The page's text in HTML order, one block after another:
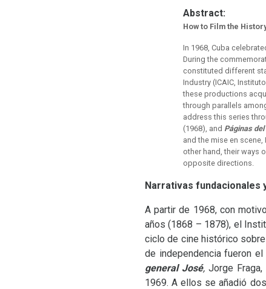
Abstract:
How to Film the
In 1968, Cuba
During the
constituted different
Industry (ICAIC,
these productions
through parallels
address this series
(1968), and Páginas
and the mise en
other hand, their ways
opposite directions.
Narrativas fundacionales
A partir de 1968, con
años (1868 – 1878), el
ciclo de cine histórico
de independencia fueron
general José,Jorge Fraga,
1969. A ellos se añadió